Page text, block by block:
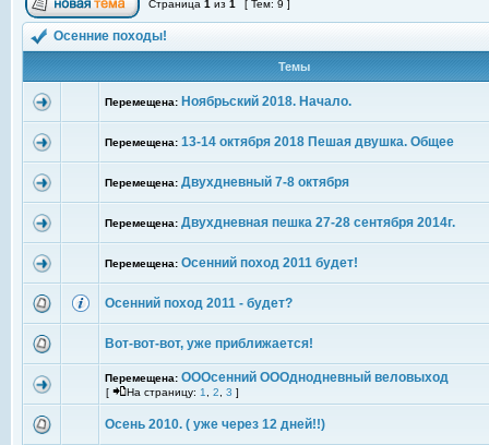
Страница 1 из 1 [ Тем: 9 ]
Осенние походы!
Темы
Перемещена: Ноябрьский 2018. Начало.
Перемещена: 13-14 октября 2018 Пешая двушка. Общее
Перемещена: Двухдневный 7-8 октября
Перемещена: Двухдневная пешка 27-28 сентября 2014г.
Перемещена: Осенний поход 2011 будет!
Осенний поход 2011 - будет?
Вот-вот-вот, уже приближается!
Перемещена: ОООсенний ОООднодневный веловыход
[ На страницу: 1 2 3 ]
Осень 2010. ( уже через 12 дней!!)